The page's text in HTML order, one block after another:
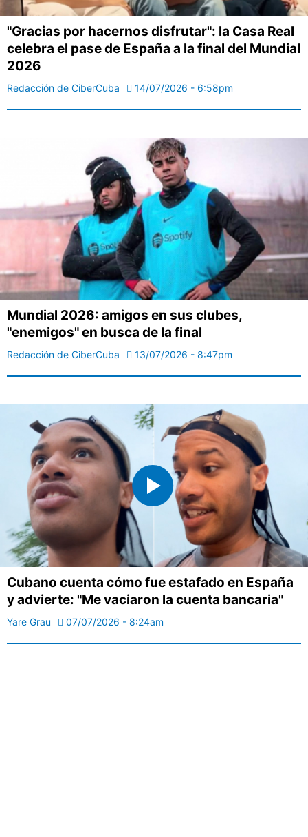
"Gracias por hacernos disfrutar": la Casa Real
celebra el pase de España a la final del Mundial
2026
Redacción de CiberCuba 14/07/2026 - 6:58pm
Mundial 2026: amigos en sus clubes,
"enemigos" en busca de la final
Redacción de CiberCuba 13/07/2026 - 8:47pm
Cubano cuenta cómo fue estafado en España
y advierte: "Me vaciaron la cuenta bancaria"
Yare Grau 07/07/2026 - 8:24am